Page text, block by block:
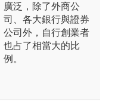
廣泛，除了外商公
司、各大銀行與證券
公司外，自行創業者
也占了相當大的比
例。